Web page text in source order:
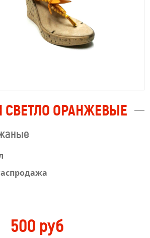
СВЕТЛО ОРАНЖЕВЫЕ
500 руб